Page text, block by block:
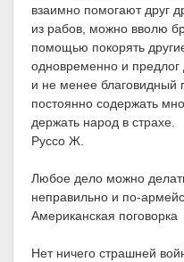
взаимно помогают друг
из рабов, можно вволю
помощью покорять
одновременно и
и не менее благовидный
постоянно содержать
держать народ в страхе.
Руссо Ж.
Любое дело можно
неправильно и по-
Американская поговорка
Нет ничего страшней